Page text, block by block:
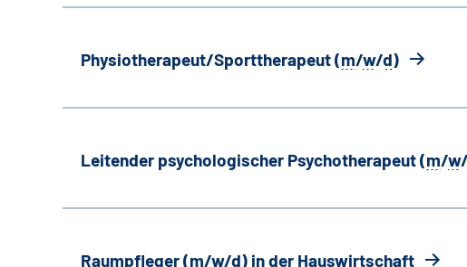
Physiotherapeut/Sporttherapeut (m/w/d)
Leitender psychologischer Psychotherapeut (m/w/
Raumpfleger (m/w/d) in der Hauswirtschaft